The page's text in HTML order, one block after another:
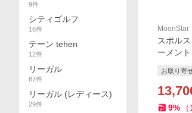
MoonStar
スポル
ーメント
優れた
ズ、紐はゴム
(お取り
お取り寄
9% （
9件
シティゴルフ
16件
テーン tehen
12件
リーガル
87件
リーガル (レディース)
29件